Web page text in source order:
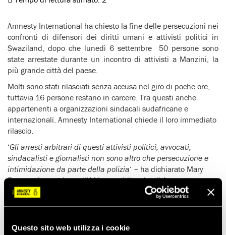
Questo sito web utilizza i cookie
Amnesty International ha chiesto la fine delle persecuzioni nei
confronti di difensori dei diritti umani e attivisti politici in
Swaziland, dopo che lunedì 6 settembre 50 persone sono
state arrestate durante un incontro di attivisti a Manzini, la
più grande città del paese.
Molti sono stati rilasciati senza accusa nel giro di poche ore,
tuttavia 16 persone restano in carcere. Tra questi anche
appartenenti a organizzazioni sindacali sudafricane e
internazionali. Amnesty International chiede il loro immediato
rilascio.
‘Gli arresti arbitrari di questi attivisti politici, avvocati,
sindacalisti e giornalisti non sono altro che persecuzione e
intimidazione da parte della polizia‘ – ha dichiarato Mary
Rayner, ricercatrice sull’Africa meridionale di Amnesty
International, che è appena rientrata dal paese.
La polizia ha effettuato gli arresti dopo aver interrotto
svolgono campagne per il cambiamento politico in